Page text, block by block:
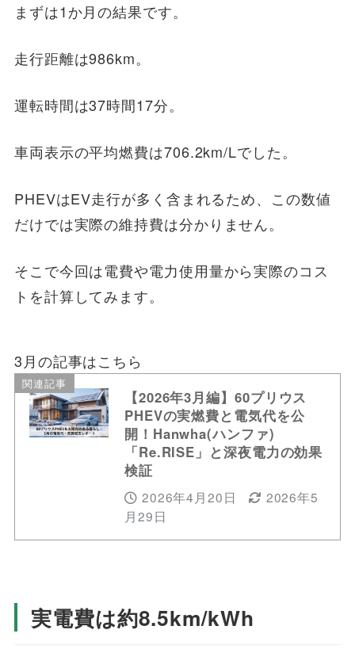
まずは1か月の結果です。
走行距離は986km。
運転時間は37時間17分。
車両表示の平均燃費は706.2km/Lでした。
PHEVはEV走行が多く含まれるため、この数値
だけでは実際の維持費は分かりません。
そこで今回は電費や電力使用量から実際のコス
トを計算してみます。
3月の記事はこちら
関連記事
【2026年3月編】60プリウス
PHEVの実燃費と電気代を公
開！Hanwha(ハンファ)
「Re.RISE」と深夜電力の効果
検証
2026年4月20日
2026年5
月29日
実電費は約8.5km/kWh